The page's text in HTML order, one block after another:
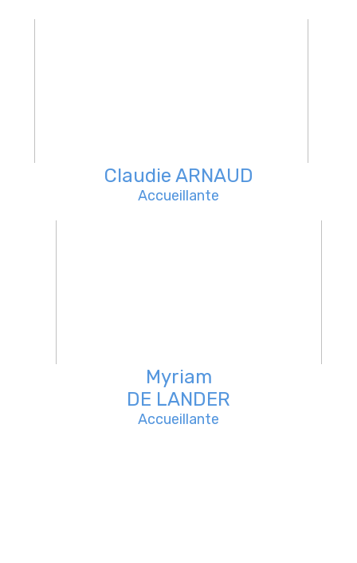
Claudie ARNAUD
Accueillante
Myriam
DE LANDER
Accueillante